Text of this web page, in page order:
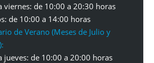
viernes: de 10:00 a 20:30 horas
de 10:00 a 14:00 horas
de Verano (Meses de Julio y
jueves: de 10:00 a 20:00 horas